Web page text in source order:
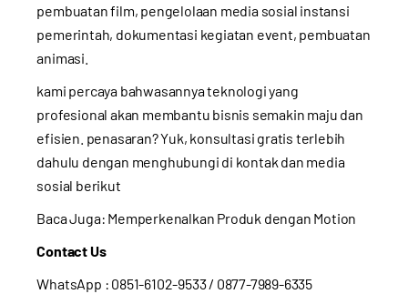
pembuatan film, pengelolaan media sosial instansi
pemerintah, dokumentasi kegiatan event, pembuatan
animasi.
kami percaya bahwasannya teknologi yang
profesional akan membantu bisnis semakin maju dan
efisien. penasaran? Yuk, konsultasi gratis terlebih
dahulu dengan menghubungi di kontak dan media
sosial berikut
Baca Juga: Memperkenalkan Produk dengan Motion
Contact Us
WhatsApp : 0851-6102-9533/ 0877-7989-6335